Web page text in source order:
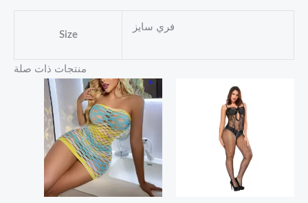
Size
فري سايز
منتجات ذات صلة